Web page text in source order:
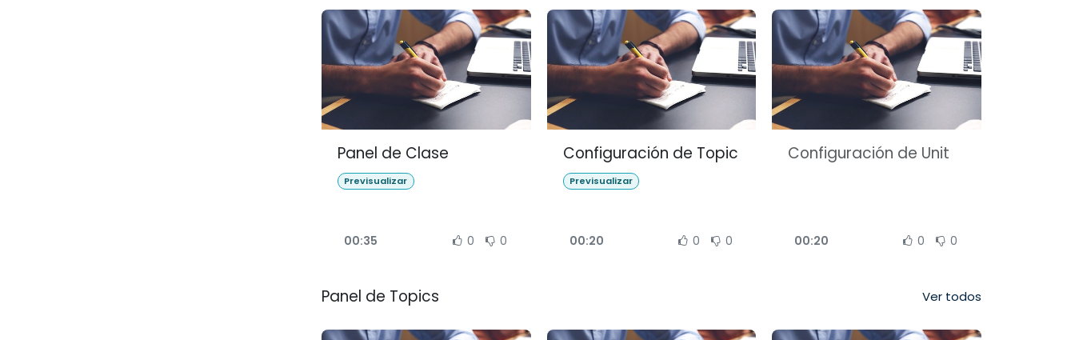
Panel de Clase
Previsualizar
00:35 0 0
Configuración de Topic
Previsualizar
00:20 0 0
Configuración de Unit
00:20 0 0
Panel de Topics Ver todos